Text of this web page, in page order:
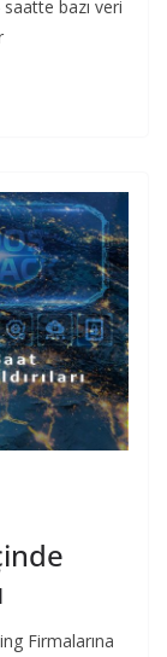
saatte bazı veri
Firmalarına